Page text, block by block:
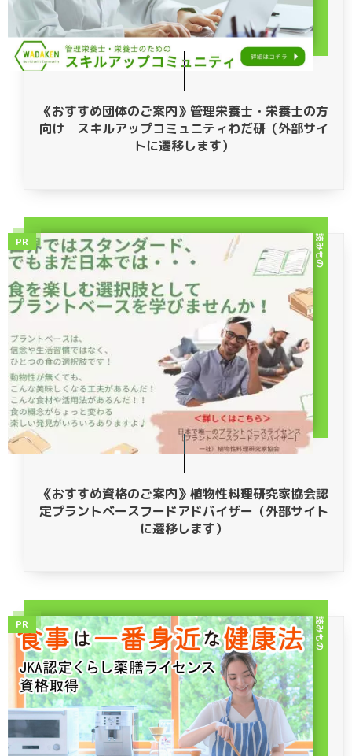
《おすすめ団体のご案内》管理栄養士・栄養士の方
向け スキルアップコミュニティわだ研（外部サイ
トに遷移します）
読みもの
《おすすめ資格のご案内》植物性料理研究家協会認
定プラントベースフードアドバイザー（外部サイト
に遷移します）
PR
読みもの
PR